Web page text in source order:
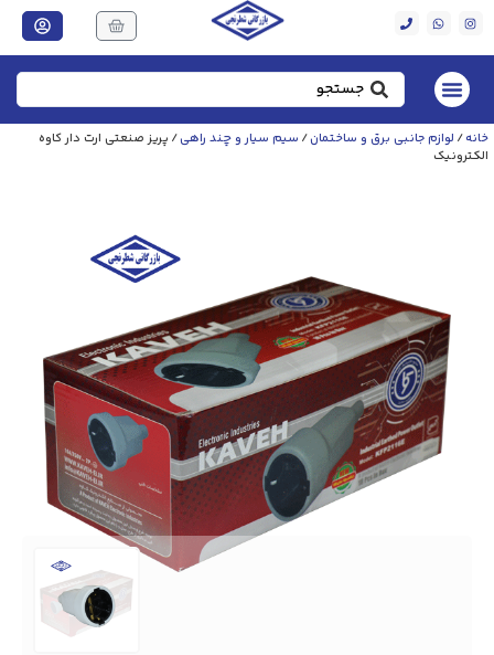
خانه/ لوازم جانبی برق و ساختمان/ سیم سیار و چند راهی/ پریز صنعتی ارت دار کاوه
الکترونیک